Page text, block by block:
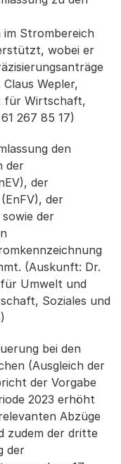
im Strombereich
wobei er
Wepler,
für Wirtschaft,
267 85 17)
den
der
der
der
der
(Auskunft: Dr.
Umwelt und
Soziales und
bei den
(Ausgleich der
der Vorgabe
2023 erhöht
Abzüge
zudem der dritte
der